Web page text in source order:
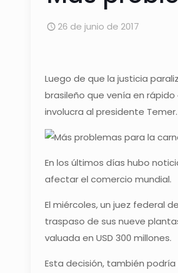
26 de junio de 2017
Luego de que la justicia
brasileño que venía en
involucra al presidente Temer.
En los últimos días hubo
afectar el comercio mundial.
El miércoles, un juez federal
traspaso de sus nueve
valuada en USD 300 millones.
Esta decisión, también